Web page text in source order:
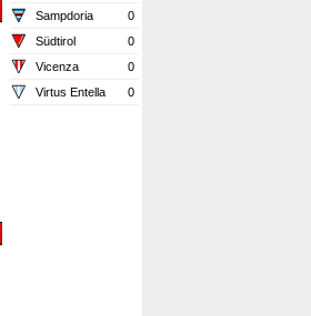
Sampdoria
0
Südtirol
0
Vicenza
0
Virtus Entella
0